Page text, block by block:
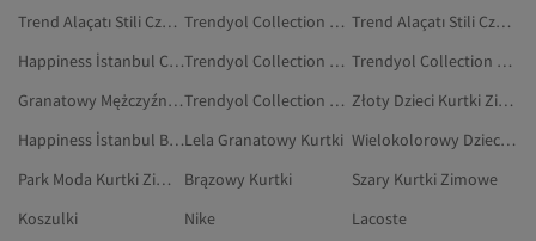
Trend Alaçatı Stili Czerwony Kurtki
Trendyol Collection Kobiety Kurtki
Trend Alaçatı Stili Czarny Kurtki Zimowe
Happiness İstanbul Czarny Kurtki Zimowe
Trendyol Collection Wielokolorowy Kurtki
Trendyol Collection Brązowy Kurtki
Granatowy Mężczyźni Kurtki Zimowe
Trendyol Collection Beżowy Kurtki Zimowe
Złoty Dzieci Kurtki Zimowe
Happiness İstanbul Brązowy Kurtki ZimoweLela Granatowy Kurtki
Wielokolorowy Dzieci Kurtki Zimowe
Park Moda Kurtki Zimowe
Brązowy Kurtki
Szary Kurtki Zimowe
Koszulki
Nike
Lacoste